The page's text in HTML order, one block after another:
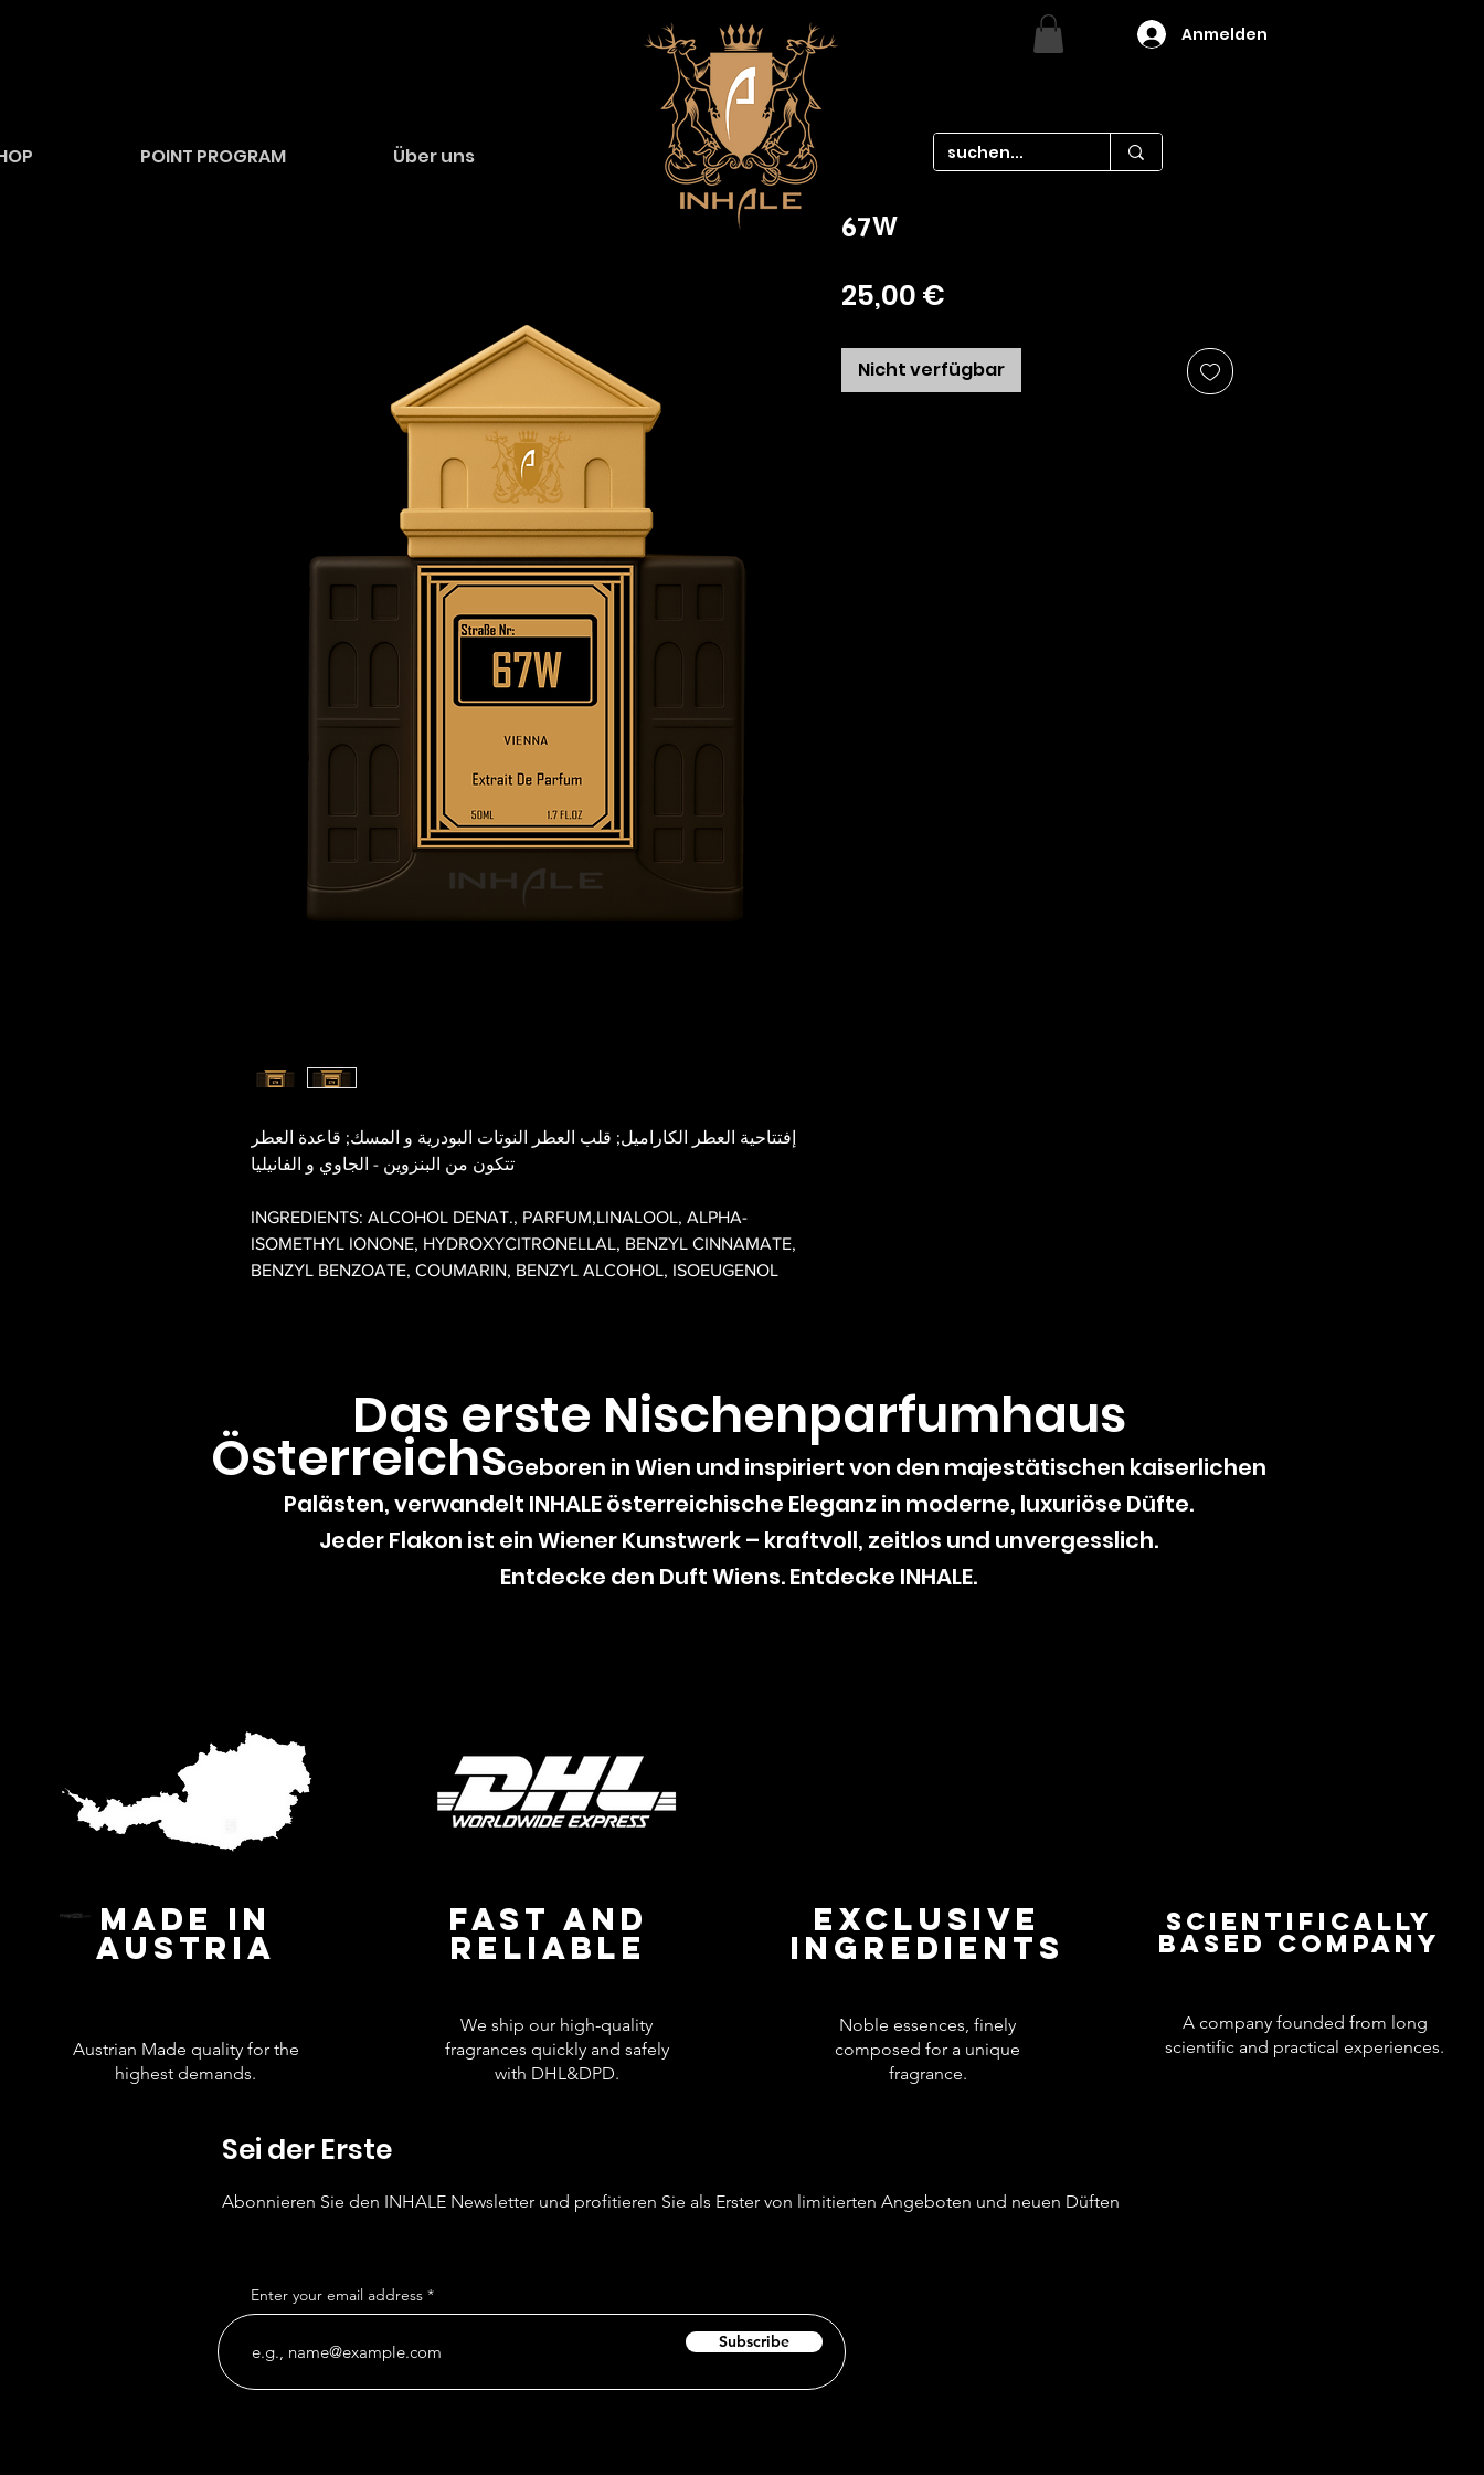
POINT PROGRAM Über uns
Anmelden
إفتتاحية العطر الكاراميل; قلب العطر النوتات البودرية و المسك; قاعدة العطر
تتكون من البنزوين - الجاوي و الفانيليا
INGREDIENTS: ALCOHOL DENAT., PARFUM,LINALOOL, ALPHA-
ISOMETHYL IONONE, HYDROXYCITRONELLAL, BENZYL CINNAMATE,
BENZYL BENZOATE, COUMARIN, BENZYL ALCOHOL, ISOEUGENOL
67W
25,00 €
Nicht verfügbar
Das erste Nischenparfumhaus
ÖsterreichsGeboren in Wien und inspiriert von den majestätischen kaiserlichen
Palästen, verwandelt INHALE österreichische Eleganz in moderne, luxuriöse Düfte.
Jeder Flakon ist ein Wiener Kunstwerk – kraftvoll, zeitlos und unvergesslich.
Entdecke den Duft Wiens. Entdecke INHALE.
MADE IN
AUSTRIA
Austrian Made quality for the
highest demands.
FAST AND
RELIABLE
We ship our high-quality
fragrances quickly and safely
with DHL&DPD.
EXCLUSIVE
INGREDIENTS
Noble essences, finely
composed for a unique
fragrance.
Scientifically
based company
A company founded from long
scientific and practical experiences.
Sei der Erste
Abonnieren Sie den INHALE Newsletter und profitieren Sie als Erster von limitierten Angeboten und neuen Düften
Enter your email address
Subscribe